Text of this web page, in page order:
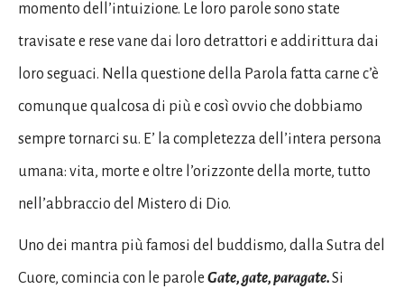
momento dell’intuizione. Le loro parole sono state
travisate e rese vane dai loro detrattori e addirittura dai
loro seguaci. Nella questione della Parola fatta carne c’è
comunque qualcosa di più e così ovvio che dobbiamo
sempre tornarci su. E’ la completezza dell’intera persona
umana: vita, morte e oltre l’orizzonte della morte, tutto
nell’abbraccio del Mistero di Dio.
Uno dei mantra più famosi del buddismo, dalla Sutra del
Cuore, comincia con le parole Gate, gate, paragate.Si